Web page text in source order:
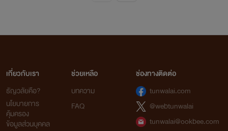
เกี่ยวกับเรา
ธัญวลัยคือ?
นโยบายการ
คุ้มครอง
ข้อมูลส่วนบุคคล
ช่วยเหลือ
บทความ
FAQ
ช่องทางติดต่อ
tunwalai.com
@webtunwalai
tunwalai@ookbee.com